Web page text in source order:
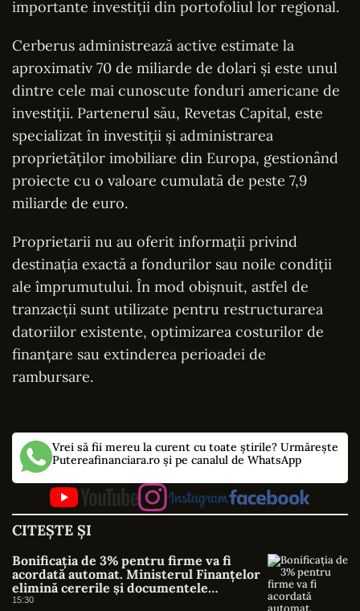
importante investiții din portofoliul lor regional.
Cerberus administrează active estimate la
aproximativ 70 de miliarde de dolari și este unul
dintre cele mai cunoscute fonduri americane de
investiții. Partenerul său, Revetas Capital, este
specializat în investiții și administrarea
proprietăților imobiliare din Europa, gestionând
proiecte cu o valoare cumulată de peste 7,9
miliarde de euro.
Proprietarii nu au oferit informații privind
destinația exactă a fondurilor sau noile condiții
ale împrumutului. În mod obișnuit, astfel de
tranzacții sunt utilizate pentru restructurarea
datoriilor existente, optimizarea costurilor de
finanțare sau extinderea perioadei de
rambursare.
Vrei să fii mereu la curent cu toate știrile? Urmărește
Putereafinanciara.ro și pe canalul de WhatsApp
CITEȘTE ȘI
Bonificația de 3% pentru firme va fi
acordată automat. Ministerul Finanțelor
elimină cererile și documentele
suplimentare
15:30